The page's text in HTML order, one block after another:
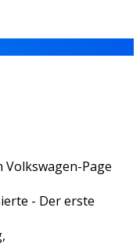
Page
- Der erste